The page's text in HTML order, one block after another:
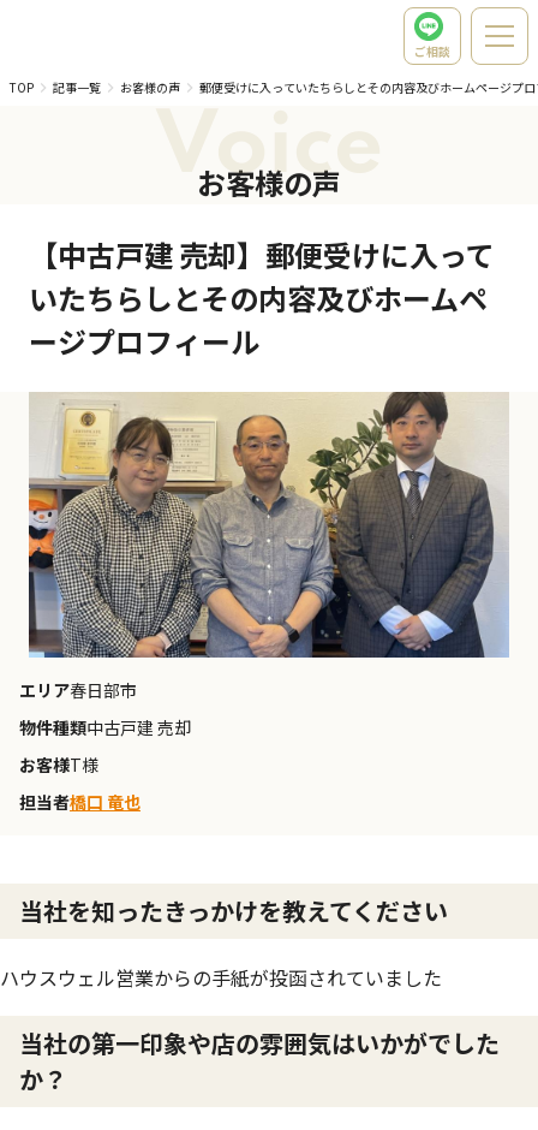
ご相談
TOP
記事一覧 お客様の声 郵便受けに入っていたちらしとその内容及びホームページプ
Voice
お客様の声
【中古戸建 売却】郵便受けに入って
いたちらしとその内容及びホームペ
ージプロフィール
エリア春日部市
物件種類中古戸建 売却
お客様T様
担当者橋口 竜也
当社を知ったきっかけを教えてください
ハウスウェル営業からの手紙が投函されていました
当社の第一印象や店の雰囲気はいかがでした
か？